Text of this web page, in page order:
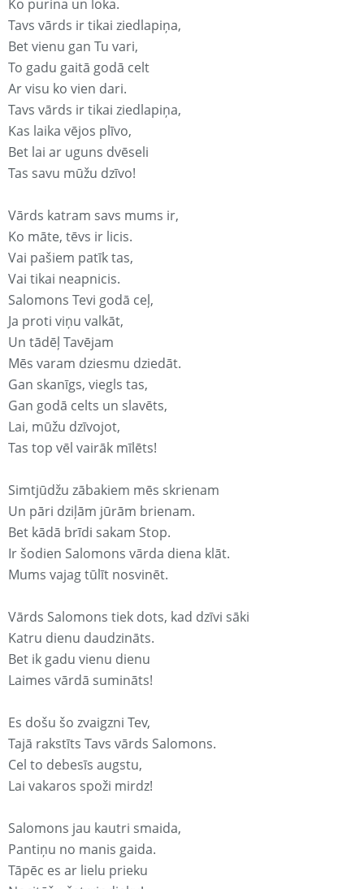
Ko purina un loka.
Tavs vārds ir tikai ziedlapiņa,
Bet vienu gan Tu vari,
To gadu gaitā godā celt
Ar visu ko vien dari.
Tavs vārds ir tikai ziedlapiņa,
Kas laika vējos plīvo,
Bet lai ar uguns dvēseli
Tas savu mūžu dzīvo!
Vārds katram savs mums ir,
Ko māte, tēvs ir licis.
Vai pašiem patīk tas,
Vai tikai neapnicis.
Salomons Tevi godā ceļ,
Ja proti viņu valkāt,
Un tādēļ Tavējam
Mēs varam dziesmu dziedāt.
Gan skanīgs, viegls tas,
Gan godā celts un slavēts,
Lai, mūžu dzīvojot,
Tas top vēl vairāk mīlēts!
Simtjūdžu zābakiem mēs skrienam
Un pāri dziļām jūrām brienam.
Bet kādā brīdi sakam Stop.
Ir šodien Salomons vārda diena klāt.
Mums vajag tūlīt nosvinēt.
Vārds Salomons tiek dots, kad dzīvi sāki
Katru dienu daudzināts.
Bet ik gadu vienu dienu
Laimes vārdā sumināts!
Es došu šo zvaigzni Tev,
Tajā rakstīts Tavs vārds Salomons.
Cel to debesīs augstu,
Lai vakaros spoži mirdz!
Salomons jau kautri smaida,
Pantiņu no manis gaida.
Tāpēc es ar lielu prieku